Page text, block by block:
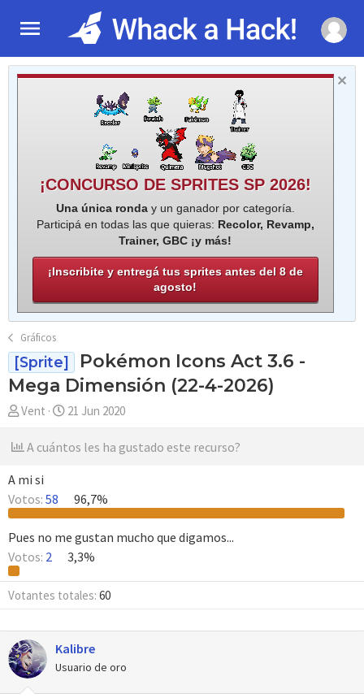
¡CONCURSO DE SPRITES SP 2026!
Una única ronday un ganador por categoría.
Participá en todas las que quieras: Recolor, Revamp,
Trainer, GBC ¡y más!
¡Inscribite y entregá tus sprites antes del 8 de
agosto!
Gráficos
[Sprite]
Pokémon Icons Act 3.6 -
Mega Dimensión (22-4-2026)
A
t
r
Vent
F
c
e
n
i
c
i
21 Jun 2020
A cuántos les ha gustado este recurso?
A mi si
Votos: 58 96,7%
Pues no me gustan mucho que digamos...
Votos: 2 3,3%
Votantes totales 60
Kalibre
Usuario de oro